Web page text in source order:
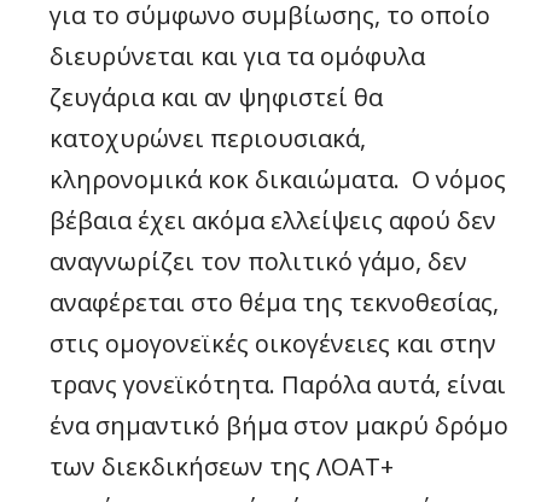
για το σύμφωνο συμβίωσης, το οποίο
διευρύνεται και για τα ομόφυλα
ζευγάρια και αν ψηφιστεί θα
κατοχυρώνει περιουσιακά,
κληρονομικά κοκ δικαιώματα. Ο νόμος
βέβαια έχει ακόμα ελλείψεις αφού δεν
αναγνωρίζει τον πολιτικό γάμο, δεν
αναφέρεται στο θέμα της τεκνοθεσίας,
στις ομογονεϊκές οικογένειες και στην
τρανς γονεϊκότητα. Παρόλα αυτά, είναι
ένα σημαντικό βήμα στον μακρύ δρόμο
των διεκδικήσεων της ΛΟΑΤ+